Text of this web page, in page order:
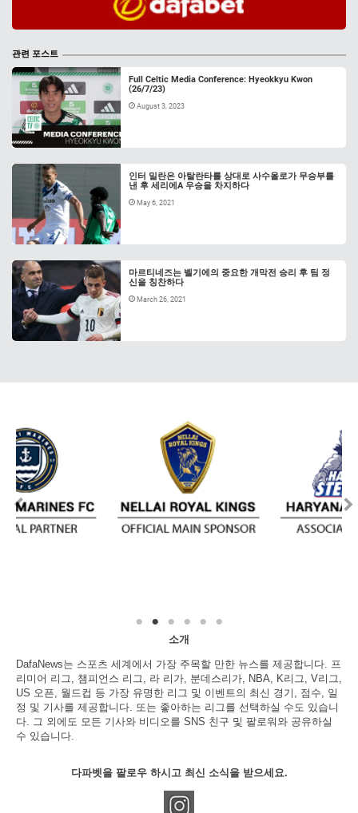
관련 포스트
Full Celtic Media Conference: Hyeokkyu Kwon
(26/7/23)
August 3, 2023
인터 밀란은 아탈란타를 상대로 사수올로가 무승부를
낸 후 세리에A 우승을 차지하다
May 6, 2021
마르티네즈는 벨기에의 중요한 개막전 승리 후 팀 정
신을 칭찬하다
March 26, 2021
소개
DafaNews는 스포츠 세계에서 가장 주목할 만한 뉴스를 제공합니다. 프
리미어 리그, 챔피언스 리그, 라 리가, 분데스리가, NBA, K리그, V리그,
US 오픈, 월드컵 등 가장 유명한 리그 및 이벤트의 최신 경기, 점수, 일
정 및 기사를 제공합니다. 또는 좋아하는 리그를 선택하실 수도 있습니
다. 그 외에도 모든 기사와 비디오를 SNS 친구 및 팔로워와 공유하실
수 있습니다.
다파벳을 팔로우 하시고 최신 소식을 받으세요.